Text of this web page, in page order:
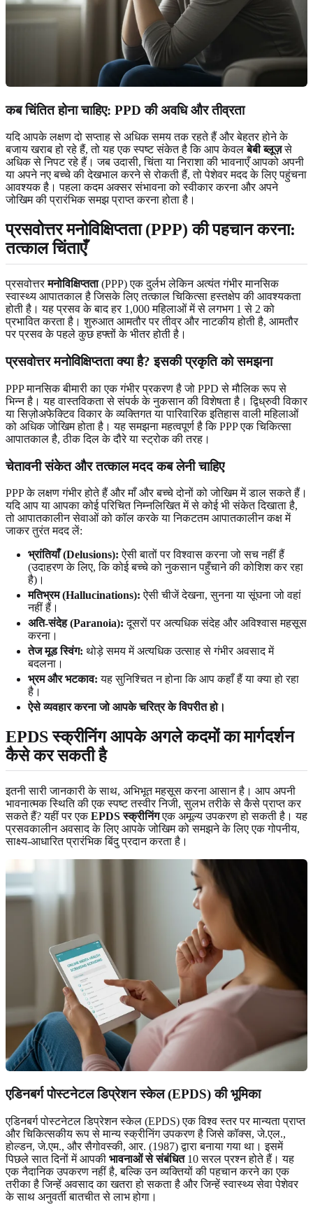
कब चिंतित होना चाहिए: PPD की अवधि और तीव्रता
यदि आपके लक्षण दो सप्ताह से अधिक समय तक रहते हैं और बेहतर होने के
बजाय खराब हो रहे हैं, तो यह एक स्पष्ट संकेत है कि आप केवलबेबी ब्लूज़से
अधिक से निपट रहे हैं। जब उदासी, चिंता या निराशा की भावनाएँ आपको अपनी
या अपने नए बच्चे की देखभाल करने से रोकती हैं, तो पेशेवर मदद के लिए पहुंचना
आवश्यक है। पहला कदम अक्सर संभावना को स्वीकार करना और अपने
जोखिम की प्रारंभिक समझ प्राप्त करना होता है।
प्रसवोत्तर मनोविक्षिप्तता (PPP) की पहचान करना:
तत्काल चिंताएँ
प्रसवोत्तरमनोविक्षिप्तता(PPP) एक दुर्लभ लेकिन अत्यंत गंभीर मानसिक
स्वास्थ्य आपातकाल है जिसके लिए तत्काल चिकित्सा हस्तक्षेप की आवश्यकता
होती है। यह प्रसव के बाद हर 1,000 महिलाओं में से लगभग 1 से 2 को
प्रभावित करता है। शुरुआत आमतौर पर तीव्र और नाटकीय होती है, आमतौर
पर प्रसव के पहले कुछ हफ्तों के भीतर होती है।
प्रसवोत्तर मनोविक्षिप्तता क्या है? इसकी प्रकृति को समझना
PPP मानसिक बीमारी का एक गंभीर प्रकरण है जो PPD से मौलिक रूप से
भिन्न है। यह वास्तविकता से संपर्क के नुकसान की विशेषता है। द्विध्रुवी विकार
या सिज़ोअफेक्टिव विकार के व्यक्तिगत या पारिवारिक इतिहास वाली महिलाओं
को अधिक जोखिम होता है। यह समझना महत्वपूर्ण है कि PPP एक चिकित्सा
आपातकाल है, ठीक दिल के दौरे या स्ट्रोक की तरह।
चेतावनी संकेत और तत्काल मदद कब लेनी चाहिए
PPP के लक्षण गंभीर होते हैं और माँ और बच्चे दोनों को जोखिम में डाल सकते हैं।
यदि आप या आपका कोई परिचित निम्नलिखित में से कोई भी संकेत दिखाता है,
तो आपातकालीन सेवाओं को कॉल करके या निकटतम आपातकालीन कक्ष में
जाकर तुरंत मदद लें:
भ्रांतियाँ (Delusions): ऐसी बातों पर विश्वास करना जो सच नहीं हैं
(उदाहरण के लिए, कि कोई बच्चे को नुकसान पहुँचाने की कोशिश कर रहा
है)।
मतिभ्रम (Hallucinations): ऐसी चीजें देखना, सुनना या सूंघना जो वहां
नहीं हैं।
अति-संदेह (Paranoia): दूसरों पर अत्यधिक संदेह और अविश्वास महसूस
करना।
तेज मूड स्विंग: थोड़े समय में अत्यधिक उत्साह से गंभीर अवसाद में
बदलना।
भ्रम और भटकाव: यह सुनिश्चित न होना कि आप कहाँ हैं या क्या हो रहा
है।
ऐसे व्यवहार करना जो आपके चरित्र के विपरीत हो।
EPDS स्क्रीनिंग आपके अगले कदमों का मार्गदर्शन
कैसे कर सकती है
इतनी सारी जानकारी के साथ, अभिभूत महसूस करना आसान है। आप अपनी
भावनात्मक स्थिति की एक स्पष्ट तस्वीर निजी, सुलभ तरीके से कैसे प्राप्त कर
सकते हैं? यहीं पर एकEPDS स्क्रीनिंगएक अमूल्य उपकरण हो सकती है। यह
प्रसवकालीन अवसाद के लिए आपके जोखिम को समझने के लिए एक गोपनीय,
साक्ष्य-आधारित प्रारंभिक बिंदु प्रदान करता है।
एडिनबर्ग पोस्टनेटल डिप्रेशन स्केल (EPDS) की भूमिका
एडिनबर्ग पोस्टनेटल डिप्रेशन स्केल (EPDS) एक विश्व स्तर पर मान्यता प्राप्त
और चिकित्सकीय रूप से मान्य स्क्रीनिंग उपकरण है जिसे कॉक्स, जे.एल.,
होल्डन, जे.एम., और सैगोवस्की, आर. (1987) द्वारा बनाया गया था। इसमें
पिछले सात दिनों में आपकी भावनाओं से संबंधित10 सरल प्रश्न होते हैं। यह
एक नैदानिक उपकरण नहीं है, बल्कि उन व्यक्तियों की पहचान करने का एक
तरीका है जिन्हें अवसाद का खतरा हो सकता है और जिन्हें स्वास्थ्य सेवा पेशेवर
के साथ अनुवर्ती बातचीत से लाभ होगा।